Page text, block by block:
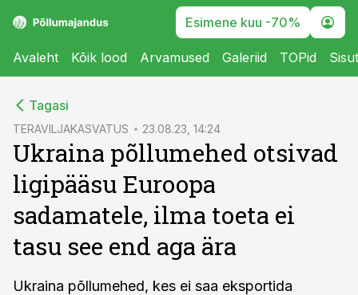
Esimene kuu -70%
Avaleht Kõik lood Arvamused Galeriid TOPid
Tagasi
TERAVILJAKASVATUS 23.08.23, 14:24
Ukraina põllumehed otsivad
ligipääsu Euroopa
sadamatele, ilma toeta ei
tasu see end aga ära
Ukraina põllumehed, kes ei saa eksportida